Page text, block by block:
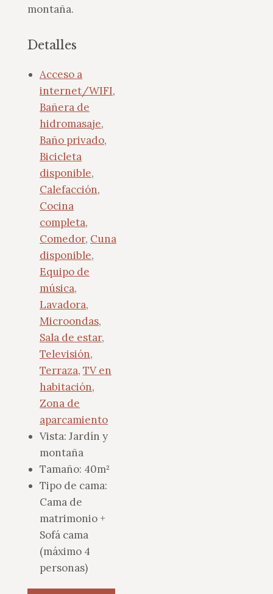
montaña.
Detalles
Acceso a
internet/WIFI,
Bañera de
hidromasaje,
Baño privado,
Bicicleta
disponible,
Calefacción,
Cocina
completa,
Comedor, Cuna
disponible,
Equipo de
música,
Lavadora,
Microondas,
Sala de estar,
Televisión,
Terraza, TV en
habitación,
Zona de
aparcamiento
Vista: Jardín y
montaña
Tamaño: 40m²
Tipo de cama:
Cama de
matrimonio +
Sofá cama
(máximo 4
personas)